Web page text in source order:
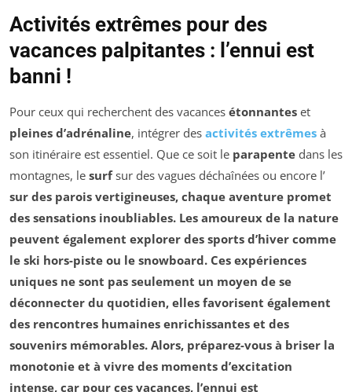
Activités extrêmes pour des
vacances palpitantes : l’ennui est
banni !
Pour ceux qui recherchent des vacances étonnantes et
pleines d’adrénaline, intégrer des activités extrêmes à
son itinéraire est essentiel. Que ce soit le parapente dans les
montagnes, le surfsur des vagues déchaînées ou encore l’
sur des parois vertigineuses, chaque aventure promet
des sensations inoubliables. Les amoureux de la nature
peuvent également explorer des sports d’hiver comme
le ski hors-piste ou le snowboard. Ces expériences
uniques ne sont pas seulement un moyen de se
déconnecter du quotidien, elles favorisent également
des rencontres humaines enrichissantes et des
souvenirs mémorables. Alors, préparez-vous à briser la
monotonie et à vivre des moments d’excitation
intense, car pour ces vacances, l’ennui est